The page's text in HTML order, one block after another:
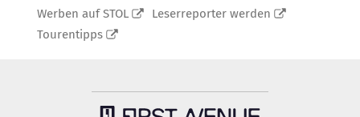
Werben auf STOL
Leserreporter werden
Tourentipps